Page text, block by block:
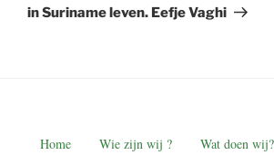
in Suriname leven. Eefje Vaghi
Home Wie zijn wij ? Wat doen wij?